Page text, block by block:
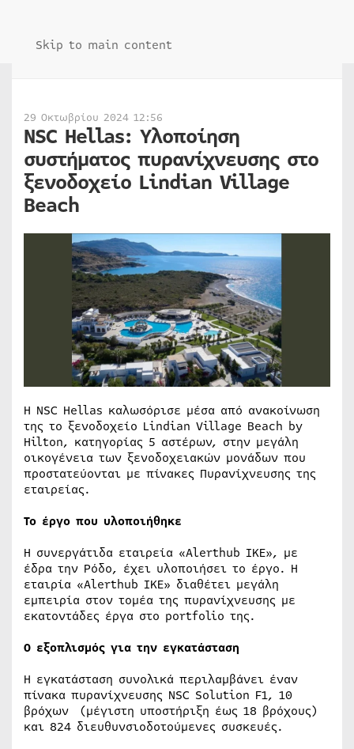
Skip to main content
29 Οκτωβρίου 2024 12:56
NSC Hellas: Υλοποίηση
συστήματος πυρανίχνευσης στο
ξενοδοχείο Lindian Village
Beach
Η NSC Hellas καλωσόρισε μέσα από ανακοίνωση
της το ξενοδοχείο Lindian Village Beach by
Hilton, κατηγορίας 5 αστέρων, στην μεγάλη
οικογένεια των ξενοδοχειακών μονάδων που
προστατεύονται με πίνακες Πυρανίχνευσης της
εταιρείας.
Το έργο που υλοποιήθηκε
Η συνεργάτιδα εταιρεία «Alerthub IKE», με
έδρα την Ρόδο, έχει υλοποιήσει το έργο. Η
εταιρία «Alerthub IKE» διαθέτει μεγάλη
εμπειρία στον τομέα της πυρανίχνευσης με
εκατοντάδες έργα στο portfolio της.
Ο εξοπλισμός για την εγκατάσταση
Η εγκατάσταση συνολικά περιλαμβάνει έναν
πίνακα πυρανίχνευσης NSC Solution F1, 10
βρόχων (μέγιστη υποστήριξη έως 18 βρόχους)
και 824 διευθυνσιοδοτούμενες συσκευές.